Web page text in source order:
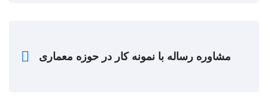
مشاوره رساله با نمونه کار در حوزه معماری